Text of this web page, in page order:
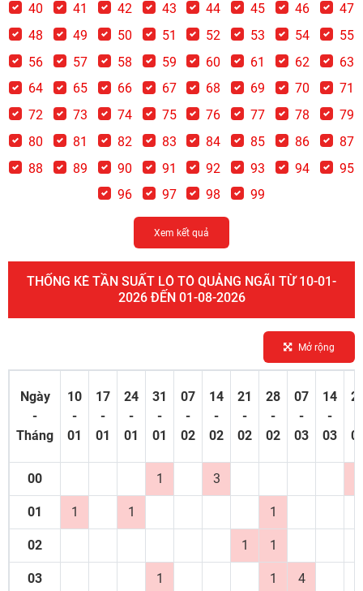
40
41 42 43 44 45 46
47
48
49 50 51 52 53 54
55
56
57 58 59 60 61 62
63
64
65 66 67 68 69 70
71
72
73 74 75 76 77 78
79
80
81 82 83 84 85 86
87
88
89 90 91 92 93 94
95
96
97 98 99
Xem kết quả
THỐNG KÊ TẦN SUẤT LÔ TÔ QUẢNG NGÃI TỪ 10-01-
2026 ĐẾN 01-08-2026
Mở rộng
Ngày
-
Tháng
10
-
01
17
-
01
24
-
01
31
-
01
07
-
02
14
-
02
21
-
02
28
-
02
07
-
03
14
-
03
00 1 3
01 1 1 1
02 1 1
03 1 1 4